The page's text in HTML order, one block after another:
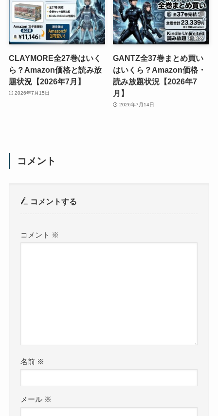
CLAYMORE全27巻はいく
ら？Amazon価格と読み放
題状況【2026年7月】
2026年7月15日
GANTZ全37巻まとめ買い
はいくら？Amazon価格・
読み放題状況【2026年7
月】
2026年7月14日
コメント
コメントする
コメント ※
名前 ※
メール ※